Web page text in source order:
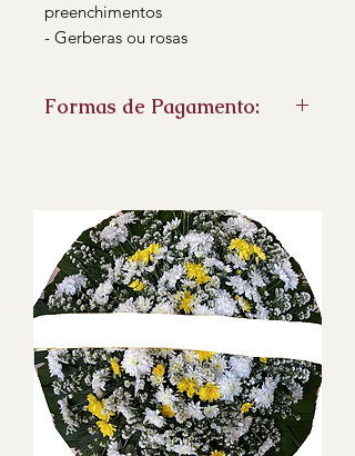
preenchimentos
- Gerberas ou rosas
Formas de Pagamento:
Boleto bancário
faturamento para empresas no
boleto
- Emitimos Nota fiscal eletrônica